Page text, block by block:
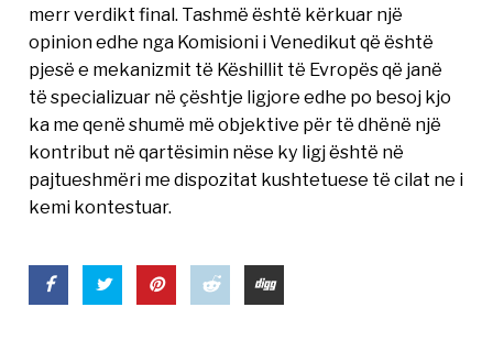
merr verdikt final. Tashmë është kërkuar një
opinion edhe nga Komisioni i Venedikut që është
pjesë e mekanizmit të Këshillit të Evropës që janë
të specializuar në çështje ligjore edhe po besoj kjo
ka me qenë shumë më objektive për të dhënë një
kontribut në qartësimin nëse ky ligj është në
pajtueshmëri me dispozitat kushtetuese të cilat ne i
kemi kontestuar.